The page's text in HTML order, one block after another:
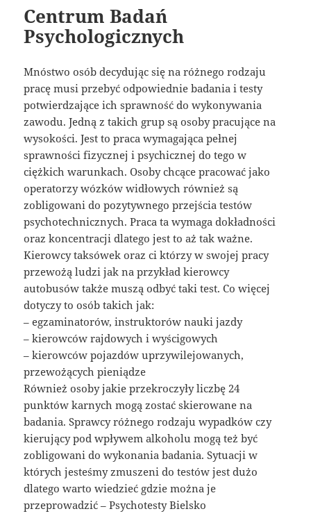
Centrum Badań
Psychologicznych
Mnóstwo osób decydując się na różnego rodzaju
pracę musi przebyć odpowiednie badania i testy
potwierdzające ich sprawność do wykonywania
zawodu. Jedną z takich grup są osoby pracujące na
wysokości. Jest to praca wymagająca pełnej
sprawności fizycznej i psychicznej do tego w
ciężkich warunkach. Osoby chcące pracować jako
operatorzy wózków widłowych również są
zobligowani do pozytywnego przejścia testów
psychotechnicznych. Praca ta wymaga dokładności
oraz koncentracji dlatego jest to aż tak ważne.
Kierowcy taksówek oraz ci którzy w swojej pracy
przewożą ludzi jak na przykład kierowcy
autobusów także muszą odbyć taki test. Co więcej
dotyczy to osób takich jak:
– egzaminatorów, instruktorów nauki jazdy
– kierowców rajdowych i wyścigowych
– kierowców pojazdów uprzywilejowanych,
przewożących pieniądze
Również osoby jakie przekroczyły liczbę 24
punktów karnych mogą zostać skierowane na
badania. Sprawcy różnego rodzaju wypadków czy
kierujący pod wpływem alkoholu mogą też być
zobligowani do wykonania badania. Sytuacji w
których jesteśmy zmuszeni do testów jest dużo
dlatego warto wiedzieć gdzie można je
przeprowadzić – Psychotesty Bielsko